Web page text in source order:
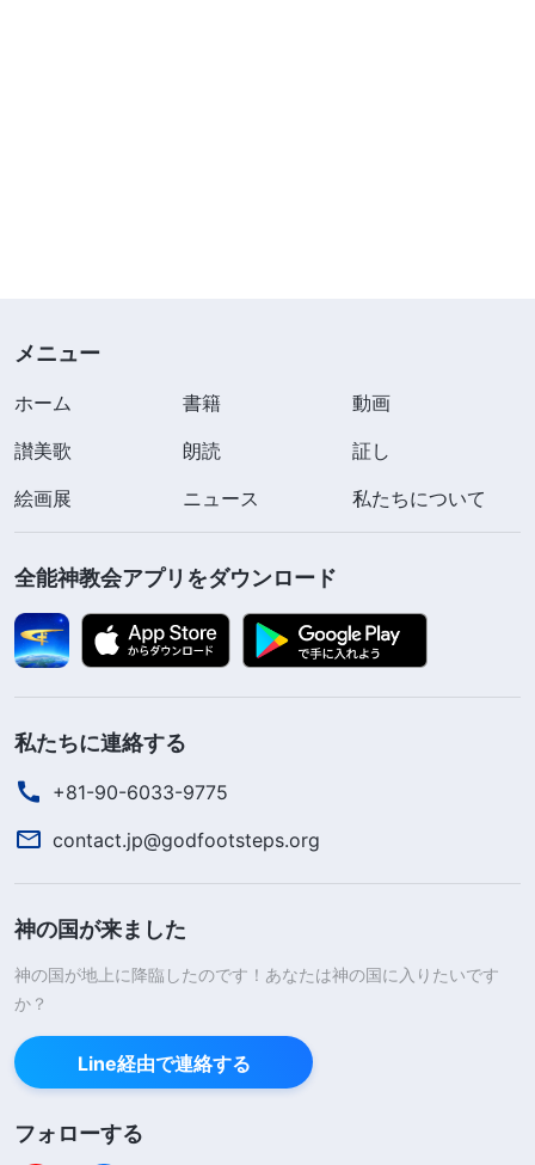
メニュー
ホーム 書籍
動画
讃美歌
朗読
証し
絵画展
ニュース 私たちについて
全能神教会アプリをダウンロード
私たちに連絡する
+81-90-6033-9775
contact.jp@godfootsteps.org
神の国が来ました
神の国が地上に降臨したのです！あなたは神の国に入りたいです
か？
Line経由で連絡する
フォローする